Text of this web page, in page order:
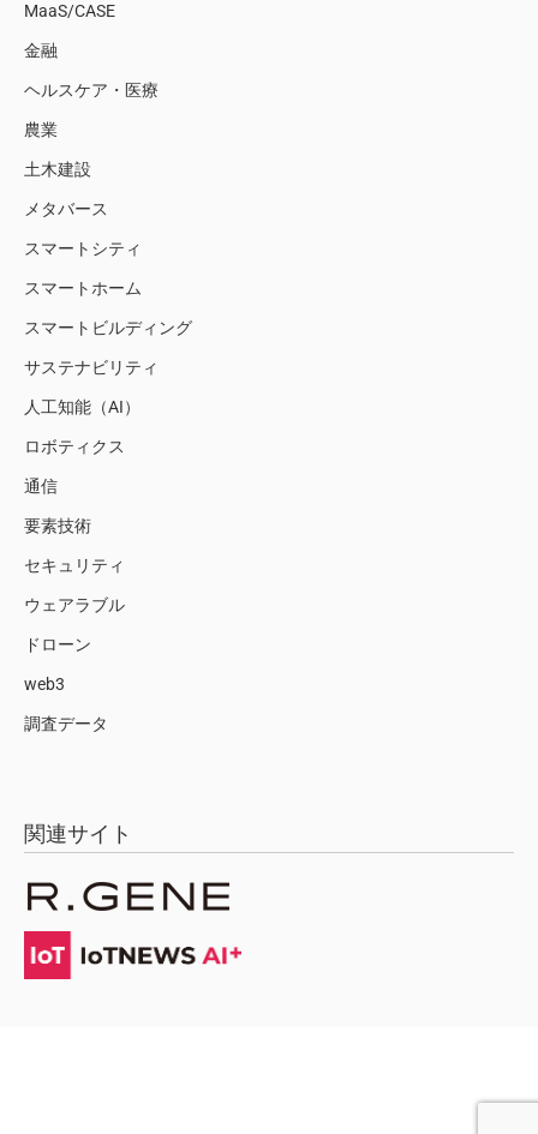
MaaS/CASE
金融
ヘルスケア・医療
農業
土木建設
メタバース
スマートシティ
スマートホーム
スマートビルディング
サステナビリティ
人工知能（AI）
ロボティクス
通信
要素技術
セキュリティ
ウェアラブル
ドローン
web3
調査データ
関連サイト